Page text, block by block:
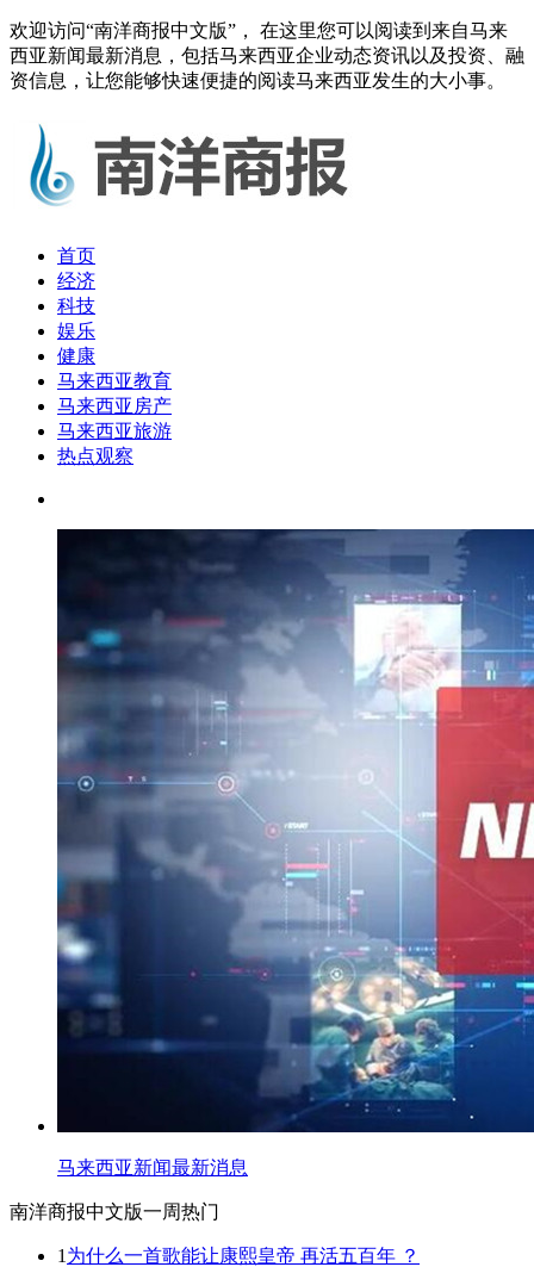
欢迎访问“南洋商报中文版”， 在这里您可以阅读到来自马来
西亚新闻最新消息，包括马来西亚企业动态资讯以及投资、融
资信息，让您能够快速便捷的阅读马来西亚发生的大小事。
首页
经济
科技
娱乐
健康
马来西亚教育
马来西亚房产
马来西亚旅游
热点观察
马来西亚新闻最新消息
南洋商报中文版一周热门
1 为什么一首歌能让康熙皇帝 再活五百年 ？